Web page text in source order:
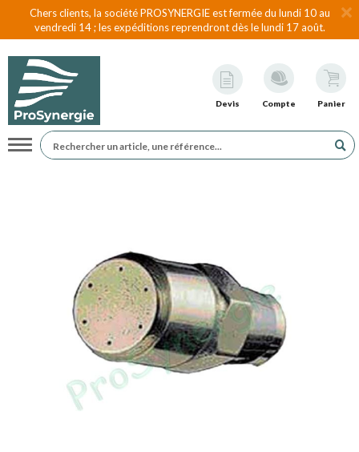
Chers clients, la société PROSYNERGIE est fermée du lundi 10 au
vendredi 14 ; les expéditions reprendront dès le lundi 17 août.
Devis Compte Panier
Navigation